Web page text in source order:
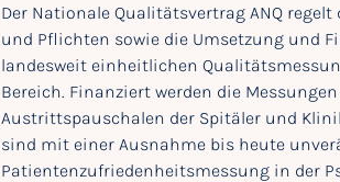
Der Nationale Qualitätsvertrag ANQ regelt
und Pflichten sowie die Umsetzung und
landesweit einheitlichen
Bereich. Finanziert werden die
Austrittspauschalen der Spitäler und
sind mit einer Ausnahme bis heute
Patientenzufriedenheitsmessung in der